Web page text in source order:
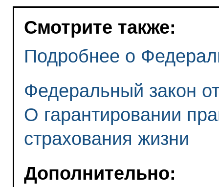
Смотрите также:
Подробнее о
Федеральный закон
О гарантировании
страхования жизни
Дополнительно: